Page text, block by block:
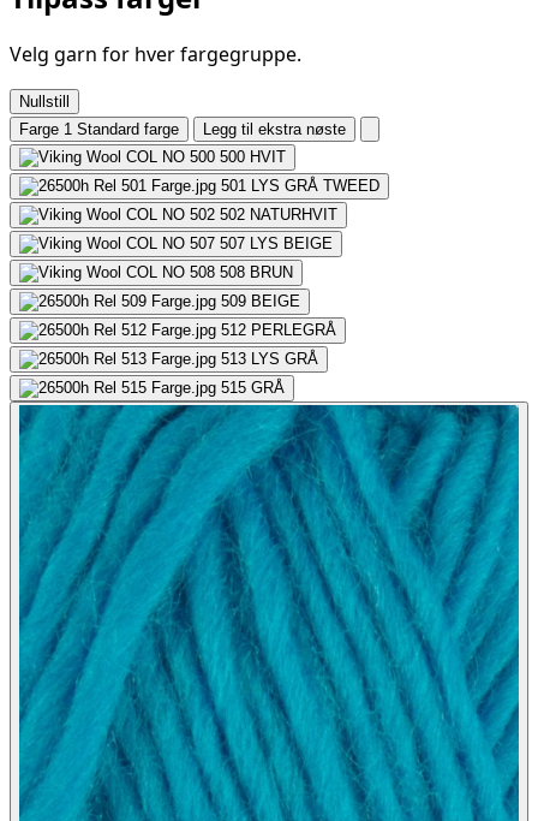
Velg garn for hver fargegruppe.
Nullstill
Farge 1 Standard farge
Legg til ekstra nøste
500 HVIT
501 LYS GRÅ TWEED
502 NATURHVIT
507 LYS BEIGE
508 BRUN
509 BEIGE
512 PERLEGRÅ
513 LYS GRÅ
515 GRÅ